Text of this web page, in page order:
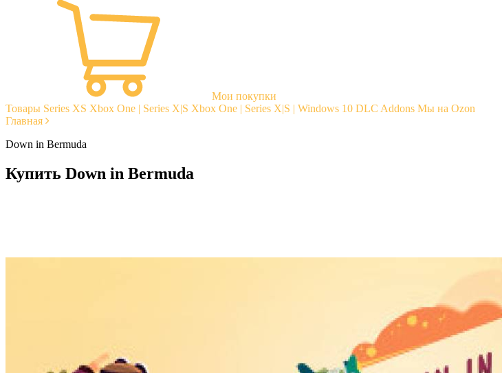
Мои покупки
Товары Series XS Xbox One | Series X|S Xbox One | Series X|S | Windows 10 DLC Addons Мы на Ozon
Главная
Down in Bermuda
Купить Down in Bermuda